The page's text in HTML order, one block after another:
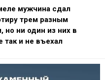
мужчина сдал
трем разным
но ни один из них в
так и не въехал